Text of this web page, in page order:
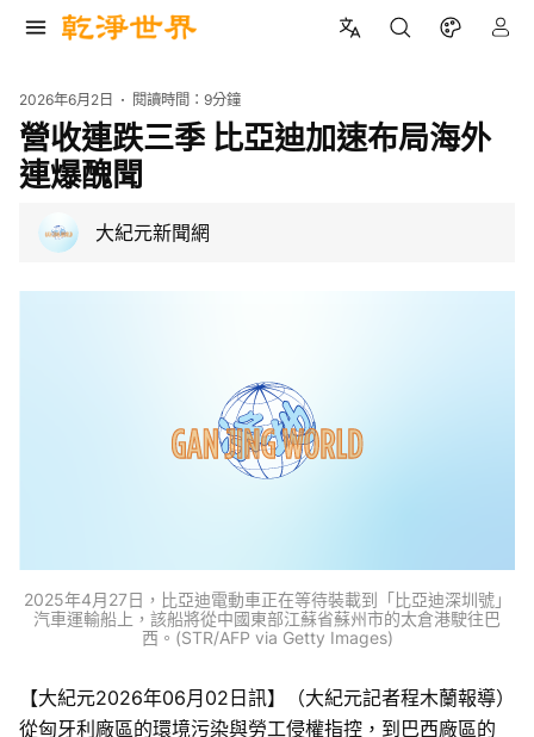
2026年6月2日 閱讀時間：9分鐘
營收連跌三季 比亞迪加速布局海外
連爆醜聞
大紀元新聞網
2025年4月27日，比亞迪電動車正在等待裝載到「比亞迪深圳號」
汽車運輸船上，該船將從中國東部江蘇省蘇州市的太倉港駛往巴
西。(STR/AFP via Getty Images)
【大紀元2026年06月02日訊】（大紀元記者程木蘭報導）
從匈牙利廠區的環境污染與勞工侵權指控，到巴西廠區的